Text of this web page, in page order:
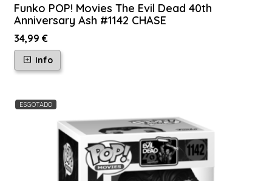
Funko POP! Movies The Evil Dead 40th
Anniversary Ash #1142 CHASE
34,99 €
Info
ESGOTADO